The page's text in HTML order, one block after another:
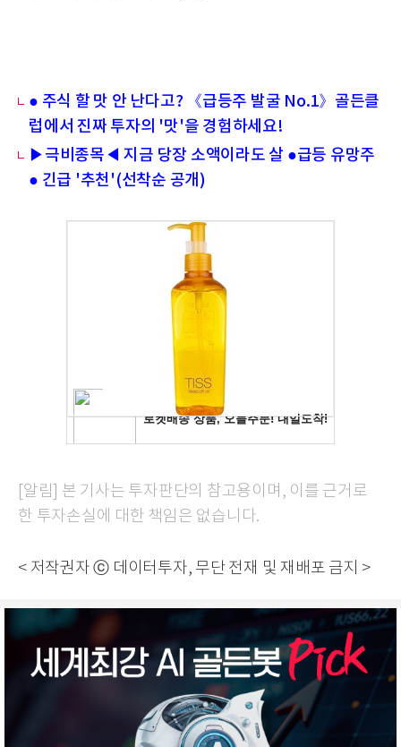
● 주식 할 맛 안 난다고? 《급등주 발굴 No.1》골든클
럽에서 진짜 투자의 '맛'을 경험하세요!
▶극비종목◀ 지금 당장 소액이라도 살 ●급등 유망주
● 긴급 '추천'(선착순 공개)
[알림] 본 기사는 투자판단의 참고용이며, 이를 근거로
한 투자손실에 대한 책임은 없습니다.
< 저작권자 ⓒ 데이터투자, 무단 전재 및 재배포 금지 >